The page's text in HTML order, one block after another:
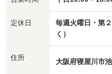
定休日
毎週火曜日・第
く）
住所 大阪府寝屋川市